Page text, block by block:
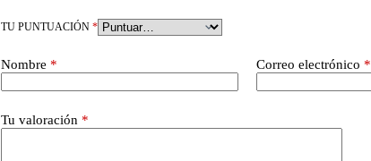
TU PUNTUACIÓN *
Nombre * Correo electrónico *
Tu valoración *